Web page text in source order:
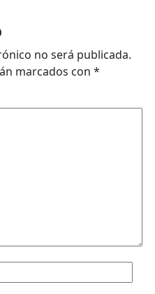
no será publicada.
marcados con *